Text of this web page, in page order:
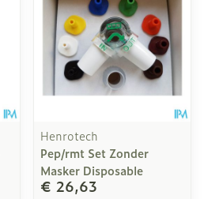
Henrotech
Pep/rmt Set Zonder
Masker Disposable
€ 26,63